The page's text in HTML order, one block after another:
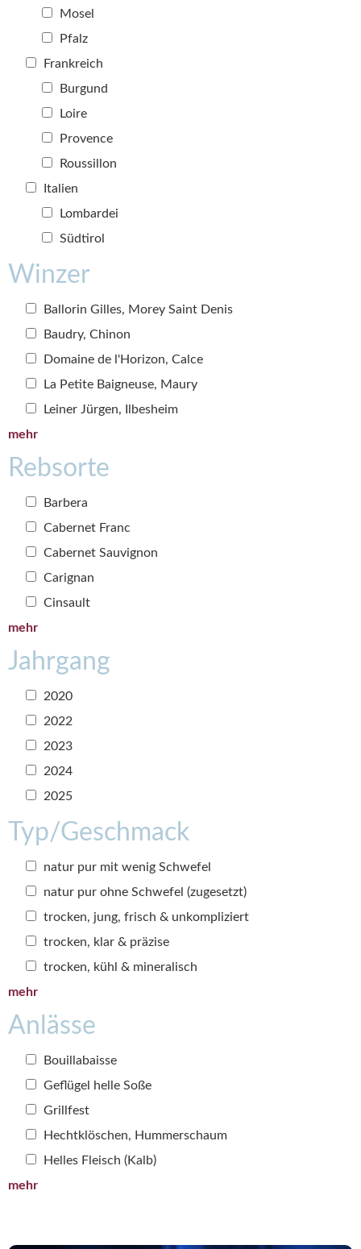
Mosel
Pfalz
Frankreich
Burgund
Loire
Provence
Roussillon
Italien
Lombardei
Südtirol
Winzer
Ballorin Gilles, Morey Saint Denis
Baudry, Chinon
Domaine de l'Horizon, Calce
La Petite Baigneuse, Maury
Leiner Jürgen, Ilbesheim
mehr
Rebsorte
Barbera
Cabernet Franc
Cabernet Sauvignon
Carignan
Cinsault
mehr
Jahrgang
2020
2022
2023
2024
2025
Typ/Geschmack
natur pur mit wenig Schwefel
natur pur ohne Schwefel (zugesetzt)
trocken, jung, frisch & unkompliziert
trocken, klar & präzise
trocken, kühl & mineralisch
mehr
Anlässe
Bouillabaisse
Geflügel helle Soße
Grillfest
Hechtklöschen, Hummerschaum
Helles Fleisch (Kalb)
mehr